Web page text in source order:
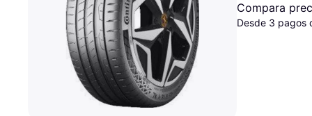
Directorio de
Compara
Desde 3 pagos